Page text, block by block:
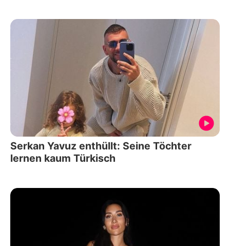
Serkan Yavuz enthüllt: Seine Töchter
lernen kaum Türkisch